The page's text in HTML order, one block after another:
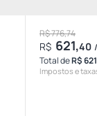
R$ 776,74
R$ 621,40
Total deR$
Impostos e